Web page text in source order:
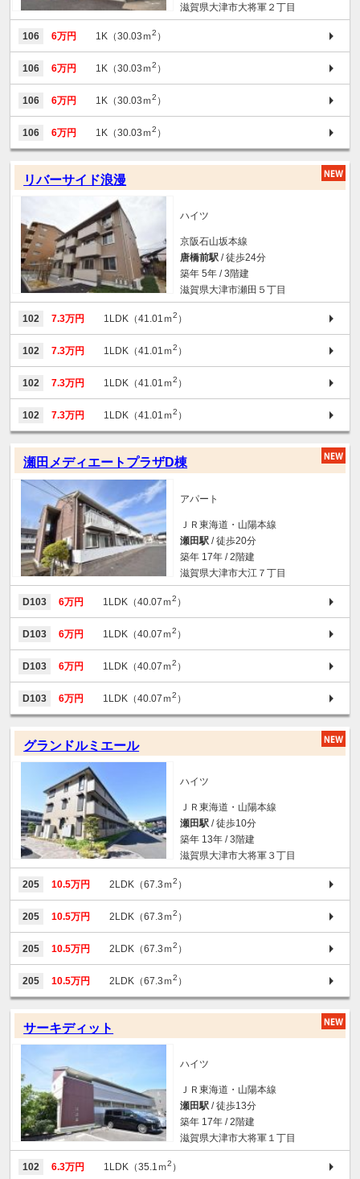
滋賀県大津市大将軍２丁目
106 6万円 1K（30.03ｍ2 ）
106 6万円 1K（30.03ｍ2 ）
106 6万円 1K（30.03ｍ2 ）
106 6万円 1K（30.03ｍ2 ）
リバーサイド浪漫
ハイツ
京阪石山坂本線
唐橋前駅 / 徒歩24分
築年 5年 / 3階建
滋賀県大津市瀬田５丁目
102 7.3万円 1LDK（41.01ｍ2 ）
102 7.3万円 1LDK（41.01ｍ2 ）
102 7.3万円 1LDK（41.01ｍ2 ）
102 7.3万円 1LDK（41.01ｍ2 ）
瀬田メディエートプラザD棟
アパート
ＪＲ東海道・山陽本線
瀬田駅 / 徒歩20分
築年 17年 / 2階建
滋賀県大津市大江７丁目
D103 6万円 1LDK（40.07ｍ2 ）
D103 6万円 1LDK（40.07ｍ2 ）
D103 6万円 1LDK（40.07ｍ2 ）
D103 6万円 1LDK（40.07ｍ2 ）
グランドルミエール
ハイツ
ＪＲ東海道・山陽本線
瀬田駅 / 徒歩10分
築年 13年 / 3階建
滋賀県大津市大将軍３丁目
205 10.5万円 2LDK（67.3ｍ2 ）
205 10.5万円 2LDK（67.3ｍ2 ）
205 10.5万円 2LDK（67.3ｍ2 ）
205 10.5万円 2LDK（67.3ｍ2 ）
サーキディット
ハイツ
ＪＲ東海道・山陽本線
瀬田駅 / 徒歩13分
築年 17年 / 2階建
滋賀県大津市大将軍１丁目
102 6.3万円 1LDK（35.1ｍ2 ）